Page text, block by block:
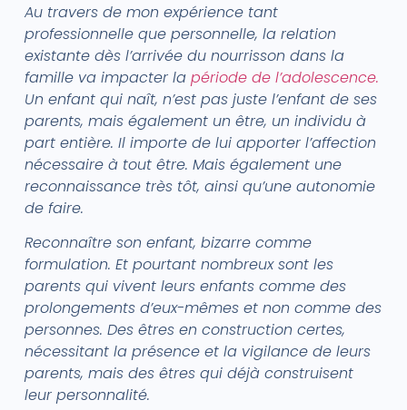
Au travers de mon expérience tant
professionnelle que personnelle, la relation
existante dès l’arrivée du nourrisson dans la
famille va impacter la période de l’adolescence.
Un enfant qui naît, n’est pas juste l’enfant de ses
parents, mais également un être, un individu à
part entière. Il importe de lui apporter l’affection
nécessaire à tout être. Mais également une
reconnaissance très tôt, ainsi qu’une autonomie
de faire.
Reconnaître son enfant, bizarre comme
formulation. Et pourtant nombreux sont les
parents qui vivent leurs enfants comme des
prolongements d’eux-mêmes et non comme des
personnes. Des êtres en construction certes,
nécessitant la présence et la vigilance de leurs
parents, mais des êtres qui déjà construisent
leur personnalité.